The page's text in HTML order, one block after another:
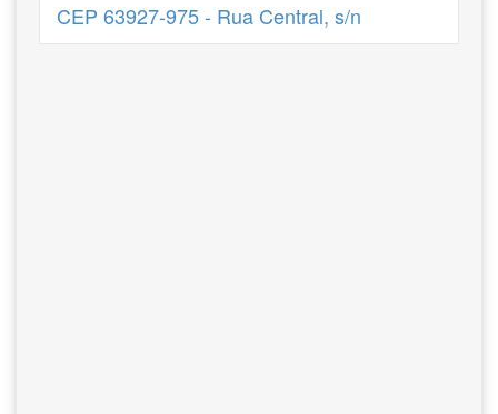
CEP 63927-975 - Rua Central, s/n